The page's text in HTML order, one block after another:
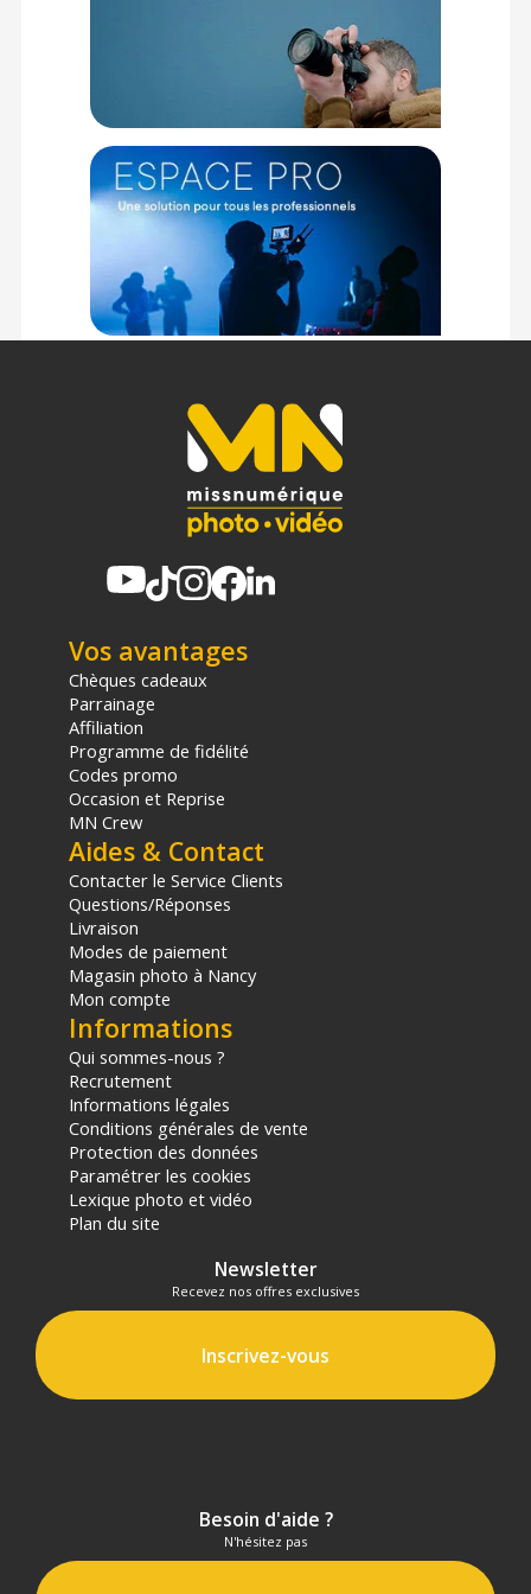
PHYSIQUE
Taille de filtre : 95mm
CONTENU DU CARTON :
1x Filtre Urth CPL Plus+ 95mm
1x Chiffon de nettoyage
1x Boîtier de protection
Offre valable jusqu'au 08-08-2026 inclus.
filtre photo - Achat et prix :
9354842004452
d'achat, sur la base d'une expédition Chronopost 24H vers un point
relais situé en France continentale uniquement, valable uniquement
(2) Sous réserve d'éligibilité.
(3) Nombre de points Fidélité estimés, hors remises au panier, basé
Vos avantages
Chèques cadeaux
Parrainage
Affiliation
Programme de fidélité
Codes promo
Occasion et Reprise
MN Crew
Aides & Contact
Contacter le Service Clients
Questions/Réponses
Livraison
Modes de paiement
Magasin photo à Nancy
Mon compte
Informations
Qui sommes-nous ?
Recrutement
Informations légales
Conditions générales de vente
Protection des données
Paramétrer les cookies
Lexique photo et vidéo
Plan du site
Newsletter
Recevez nos offres exclusives
Inscrivez-vous
Besoin d'aide ?
N'hésitez pas